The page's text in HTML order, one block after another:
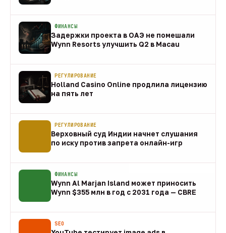
ФИНАНСЫ
Задержки проекта в ОАЭ не помешали
Wynn Resorts улучшить Q2 в Macau
РЕГУЛИРОВАНИЕ
Holland Casino Online продлила лицензию
на пять лет
РЕГУЛИРОВАНИЕ
Верховный суд Индии начнет слушания
по иску против запрета онлайн-игр
ФИНАНСЫ
Wynn Al Marjan Island может приносить
Wynn $355 млн в год с 2031 года — CBRE
SEO